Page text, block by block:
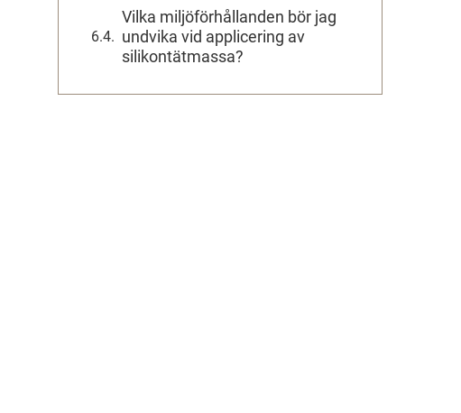
Vilka miljöförhållanden bör jag
undvika vid applicering av
silikontätmassa?